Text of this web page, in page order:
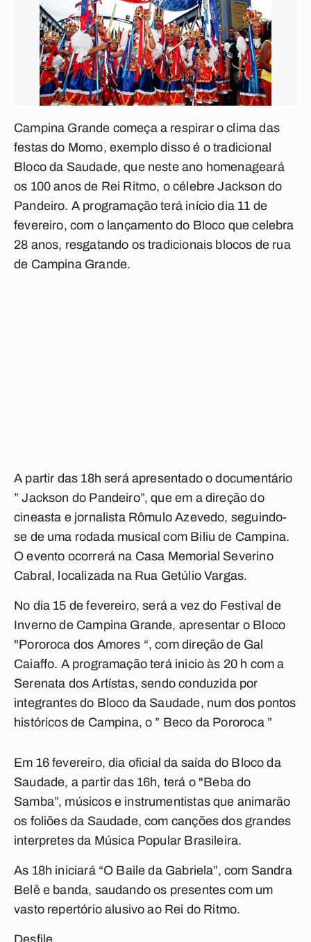
Campina Grande começa a respirar o clima das
festas do Momo, exemplo disso é o tradicional
Bloco da Saudade, que neste ano homenageará
os 100 anos de Rei Ritmo, o célebre Jackson do
Pandeiro. A programação terá início dia 11 de
fevereiro, com o lançamento do Bloco que celebra
28 anos, resgatando os tradicionais blocos de rua
de Campina Grande.
A partir das 18h será apresentado o documentário
” Jackson do Pandeiro”, que em a direção do
cineasta e jornalista Rômulo Azevedo, seguindo-
se de uma rodada musical com Biliu de Campina.
O evento ocorrerá na Casa Memorial Severino
Cabral, localizada na Rua Getúlio Vargas.
No dia 15 de fevereiro, será a vez do Festival de
Inverno de Campina Grande, apresentar o Bloco
"Pororoca dos Amores “, com direção de Gal
Caiaffo. A programação terá inicio às 20 h com a
Serenata dos Artístas, sendo conduzida por
integrantes do Bloco da Saudade, num dos pontos
históricos de Campina, o ” Beco da Pororoca ”
Em 16 fevereiro, dia oficial da saída do Bloco da
Saudade, a partir das 16h, terá o "Beba do
Samba”, músicos e instrumentistas que animarão
os foliões da Saudade, com canções dos grandes
interpretes da Música Popular Brasileira.
As 18h iniciará “O Baile da Gabriela”, com Sandra
Belê e banda, saudando os presentes com um
vasto repertório alusivo ao Rei do Ritmo.
Desfile